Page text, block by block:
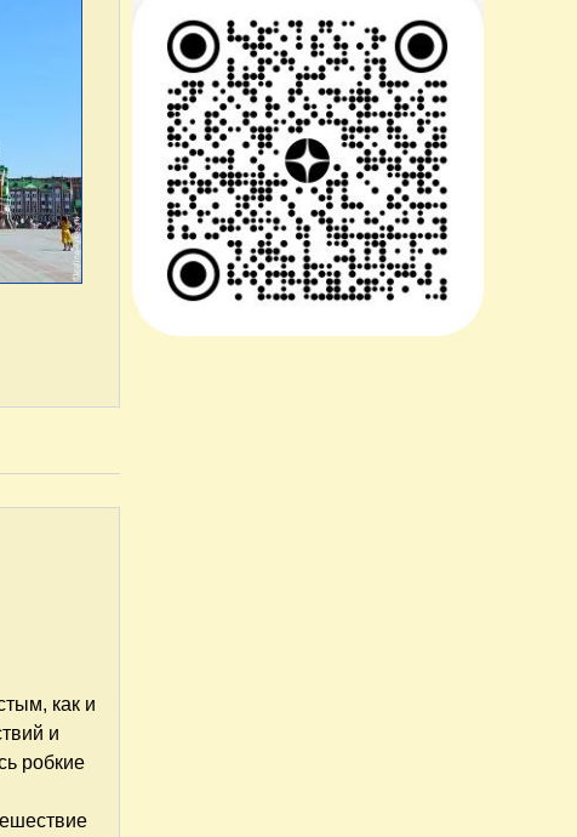
как и
и
робкие